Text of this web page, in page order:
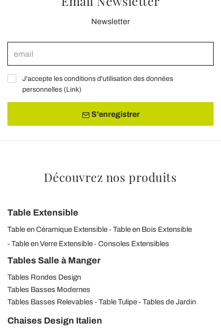
Newsletter
J'accepte les conditions d'utilisation des données
personnelles (Link)
S'enregistrer
Découvrez nos produits
Table Extensible
Table en Céramique Extensible
Table en Bois Extensible
Table en Verre Extensible
Consoles Extensibles
Tables Salle à Manger
Tables Rondes Design
Tables Basses Modernes
Tables Basses Relevables
Table Tulipe Tables de Jardin
Chaises Design Italien